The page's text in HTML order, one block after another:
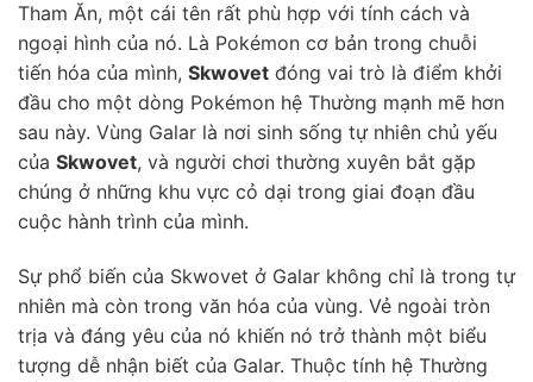
Tham Ăn, một cái tên rất phù hợp với tính cách và
ngoại hình của nó. Là Pokémon cơ bản trong chuỗi
tiến hóa của mình, Skwovet đóng vai trò là điểm khởi
đầu cho một dòng Pokémon hệ Thường mạnh mẽ hơn
sau này. Vùng Galar là nơi sinh sống tự nhiên chủ yếu
của Skwovet, và người chơi thường xuyên bắt gặp
chúng ở những khu vực cỏ dại trong giai đoạn đầu
cuộc hành trình của mình.
Sự phổ biến của Skwovet ở Galar không chỉ là trong tự
nhiên mà còn trong văn hóa của vùng. Vẻ ngoài tròn
trịa và đáng yêu của nó khiến nó trở thành một biểu
tượng dễ nhận biết của Galar. Thuộc tính hệ Thường